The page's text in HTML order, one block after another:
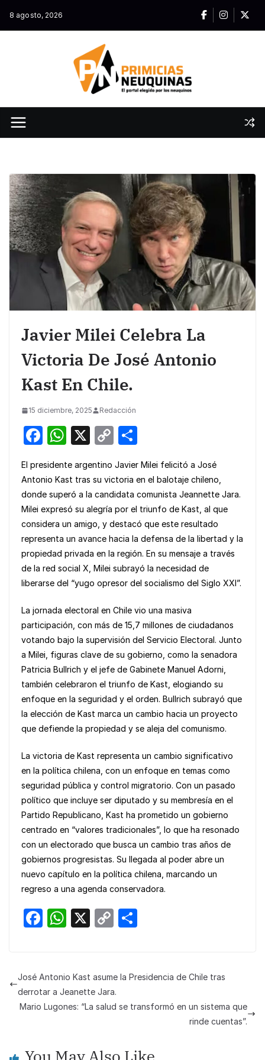
8 agosto, 2026
Javier Milei Celebra La
Victoria De José Antonio
Kast En Chile.
15 diciembre, 2025 Redacción
F
c
e
b
o
o
k
W
at
s
A
p
p
X
C
p
y
Li
n
k
ar
e
El presidente argentino Javier Milei felicitó a José
Antonio Kast tras su victoria en el balotaje chileno,
donde superó a la candidata comunista Jeannette Jara.
Milei expresó su alegría por el triunfo de Kast, al que
considera un amigo, y destacó que este resultado
representa un avance hacia la defensa de la libertad y la
propiedad privada en la región. En su mensaje a través
de la red social X, Milei subrayó la necesidad de
liberarse del “yugo opresor del socialismo del Siglo XXI”.
La jornada electoral en Chile vio una masiva
participación, con más de 15,7 millones de ciudadanos
votando bajo la supervisión del Servicio Electoral. Junto
a Milei, figuras clave de su gobierno, como la senadora
Patricia Bullrich y el jefe de Gabinete Manuel Adorni,
también celebraron el triunfo de Kast, elogiando su
enfoque en la seguridad y el orden. Bullrich subrayó que
la elección de Kast marca un cambio hacia un proyecto
que defiende la propiedad y se aleja del comunismo.
La victoria de Kast representa un cambio significativo
en la política chilena, con un enfoque en temas como
seguridad pública y control migratorio. Con un pasado
político que incluye ser diputado y su membresía en el
Partido Republicano, Kast ha prometido un gobierno
centrado en “valores tradicionales”, lo que ha resonado
con un electorado que busca un cambio tras años de
gobiernos progresistas. Su llegada al poder abre un
nuevo capítulo en la política chilena, marcando un
regreso a una agenda conservadora.
F
e
b
o
k
W
s
A
p
X
C
y
Li
n
e
José Antonio Kast asume la Presidencia de Chile tras
derrotar a Jeanette Jara.
Mario Lugones: “La salud se transformó en un sistema que
rinde cuentas”.
You May Also Like